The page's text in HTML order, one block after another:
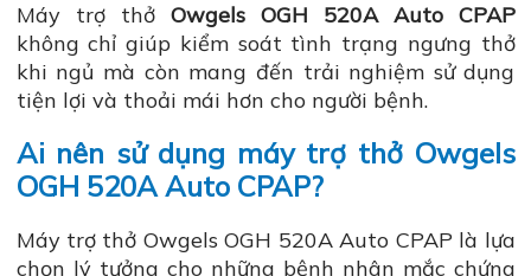
Máy trợ thở Owgels OGH 520A Auto CPAP
không chỉ giúp kiểm soát tình trạng ngưng thở
khi ngủ mà còn mang đến trải nghiệm sử dụng
tiện lợi và thoải mái hơn cho người bệnh.
Ai nên sử dụng máy trợ thở Owgels
OGH 520A Auto CPAP?
Máy trợ thở Owgels OGH 520A Auto CPAP là lựa
chọn lý tưởng cho những bệnh nhân mắc chứng